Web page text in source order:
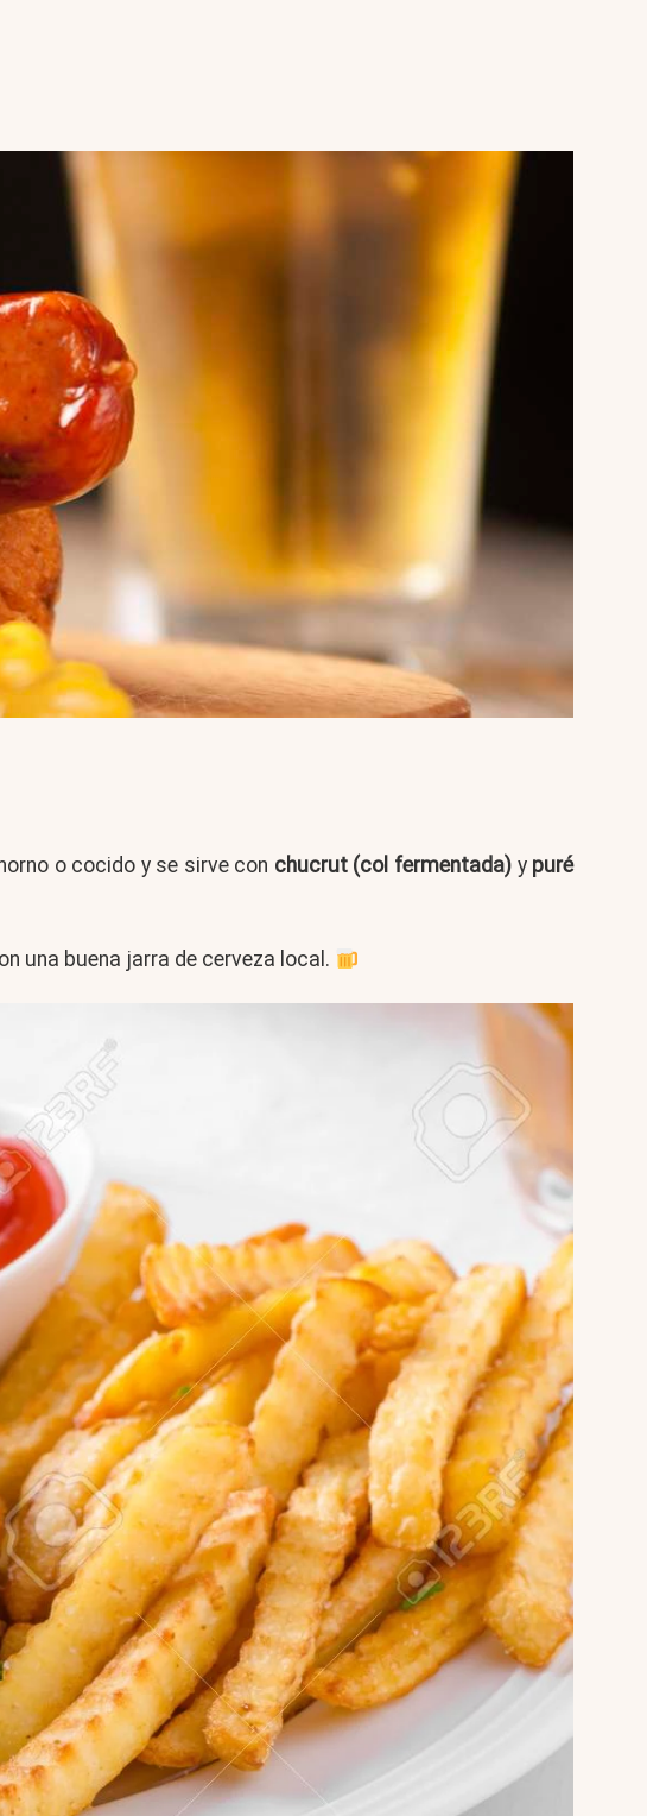
o cocido y se sirve con chucrut (col fermentada) y puré
una buena jarra de cerveza local.